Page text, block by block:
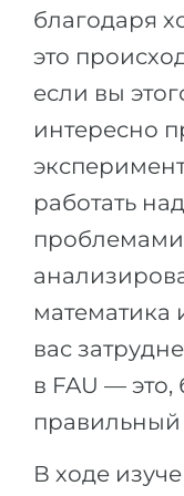
ПРОФЕССИИ
Профессии
Специальности
Примеры
КАРЬЕРНОЕ
Тест Голланда
Тест Карта
100%
Инженерия
Физика
Менеджмент
Другая
ПОСТУПАЕМ
Россия
Украина
Армения
благодаря
это
если вы
интересно
работать
математика
вас
в FAU — это,
правильный
В ходе